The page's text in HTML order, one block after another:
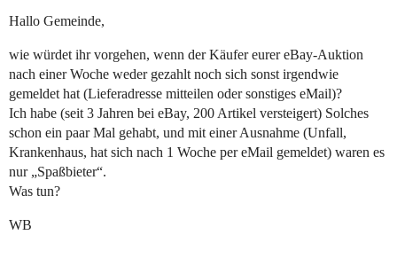
Hallo Gemeinde,
wie würdet ihr vorgehen, wenn der Käufer eurer eBay-Auktion
nach einer Woche weder gezahlt noch sich sonst irgendwie
gemeldet hat (Lieferadresse mitteilen oder sonstiges eMail)?
Ich habe (seit 3 Jahren bei eBay, 200 Artikel versteigert) Solches
schon ein paar Mal gehabt, und mit einer Ausnahme (Unfall,
Krankenhaus, hat sich nach 1 Woche per eMail gemeldet) waren es
nur „Spaßbieter“.
Was tun?
WB